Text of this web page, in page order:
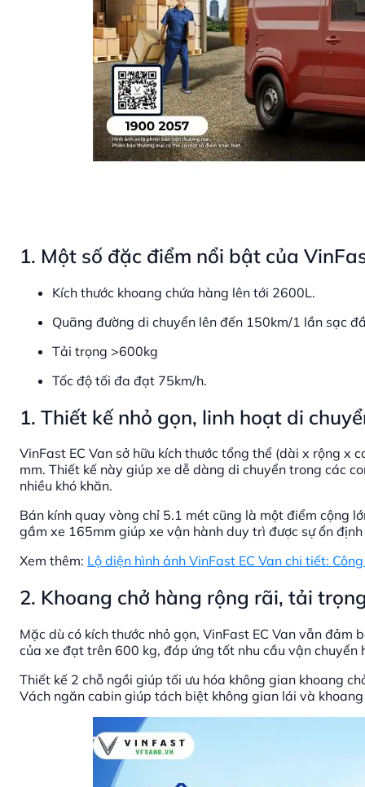
1. Một số đặc điểm nổi bật của
Kích thước khoang chứa hàng lên tới 2600L.
Quãng đường di chuyển lên đến 150km/1 lần sạc
Tải trọng >600kg
Tốc độ tối đa đạt 75km/h.
1. Thiết kế nhỏ gọn, linh hoạt di
VinFast EC Van sở hữu kích thước tổng thể (dài x rộng
mm. Thiết kế này giúp xe dễ dàng di chuyển trong các
nhiều khó khăn.
Bán kính quay vòng chỉ 5.1 mét cũng là một điểm cộng
gầm xe 165mm giúp xe vận hành duy trì được sự ổn
Xem thêm: Lộ diện hình ảnh VinFast EC Van chi tiết:
2. Khoang chở hàng rộng rãi, tải
Mặc dù có kích thước nhỏ gọn, VinFast EC Van vẫn
của xe đạt trên 600 kg, đáp ứng tốt nhu cầu vận
Thiết kế 2 chỗ ngồi giúp tối ưu hóa không gian khoang
Vách ngăn cabin giúp tách biệt không gian lái và